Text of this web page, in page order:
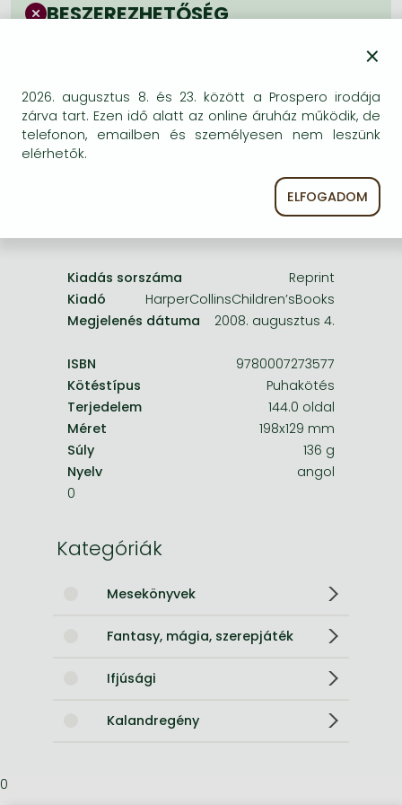
Frieren manga
BESZEREZHETŐSÉG
ügyfélszolgálatunkhoz!
Kiadás sorszáma
Reprint
Kiadó
HarperCollinsChildren’sBooks
Megjelenés dátuma
2008. augusztus 4.
ISBN
9780007273577
Kötéstípus
Puhakötés
Terjedelem
144.0 oldal
Méret
198x129 mm
Súly
136 g
Nyelv
angol
0
Kategóriák
Mesekönyvek
Fantasy, mágia, szerepjáték
Ifjúsági
Kalandregény
0
×
2026. augusztus 8. és 23. között a Prospero irodája
zárva tart. Ezen idő alatt az online áruház működik, de
telefonon, emailben és személyesen nem leszünk
elérhetők.
ELFOGADOM